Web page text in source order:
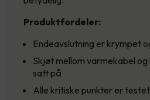
Produktfordeler:
Endeavslutning er krympet
Skjøt mellom varmekabel
satt på
Alle kritiske punkter er